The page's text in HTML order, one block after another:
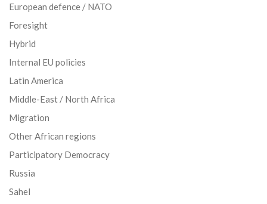
European defence / NATO
Foresight
Hybrid
Internal EU policies
Latin America
Middle-East / North Africa
Migration
Other African regions
Participatory Democracy
Russia
Sahel